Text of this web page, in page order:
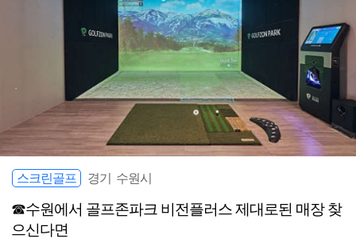
스크린골프 경기 수원시
☎수원에서 골프존파크 비전플러스 제대로된 매장 찾
으신다면